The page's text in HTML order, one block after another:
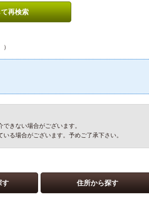
再検索
きない場合がございます。
る場合がございます。予めご了承下さい。
す 住所から探す